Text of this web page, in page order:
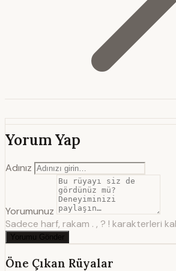
Yorum Yap
Adınız
Yorumunuz
Sadece harf, rakam . , ? ! karakterleri
Yorumu Gönder
Öne Çıkan Rüyalar